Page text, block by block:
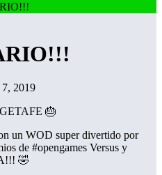
2019
🎂
un WOD super divertido por
de #opengames Versus y
🤣